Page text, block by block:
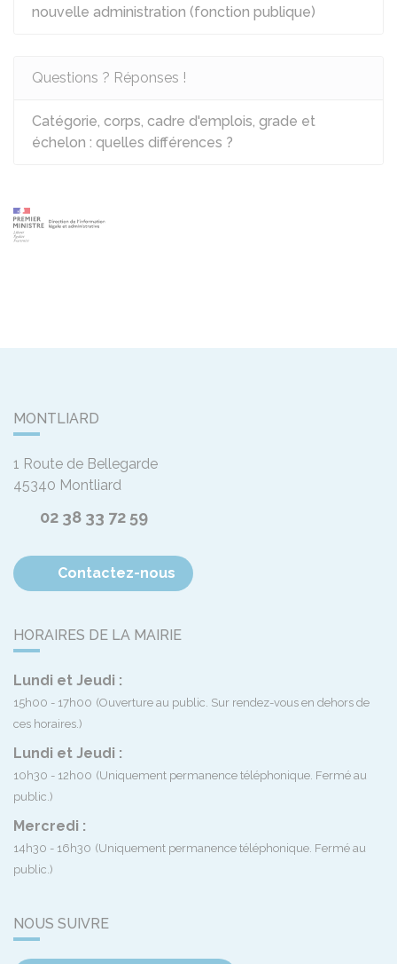
nouvelle administration (fonction publique)
Questions ? Réponses !
Catégorie, corps, cadre d'emplois, grade et
échelon : quelles différences ?
MONTLIARD
1 Route de Bellegarde
45340 Montliard
02 38 33 72 59
Contactez-nous
HORAIRES DE LA MAIRIE
Lundi et Jeudi :
15h00 - 17h00 (Ouverture au public. Sur rendez-vous en dehors de
ces horaires.)
Lundi et Jeudi :
10h30 - 12h00 (Uniquement permanence téléphonique. Fermé au
public.)
Mercredi :
14h30 - 16h30 (Uniquement permanence téléphonique. Fermé au
public.)
NOUS SUIVRE